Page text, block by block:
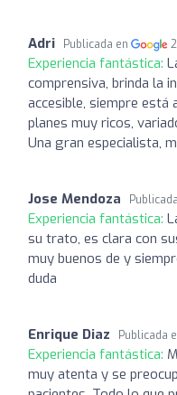
Adri Publicada en
Experiencia fantástica:
comprensiva, brinda la
accesible, siempre está
planes muy ricos,
Una gran especialista,
Jose Mendoza
Experiencia fantástica:
su trato, es clara con
muy buenos de y
duda
Enrique Diaz Publicada
Experiencia fantástica:
muy atenta y se